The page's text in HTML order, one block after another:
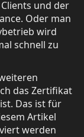
und der
Oder man
wird
schnell zu
das Zertifikat
Das ist für
Artikel
werden